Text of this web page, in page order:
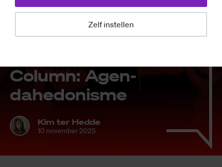
Zelf instellen
Co­lumn: Agen­
da­he­do­nis­me
Kim ter Hedde
10 november 2025